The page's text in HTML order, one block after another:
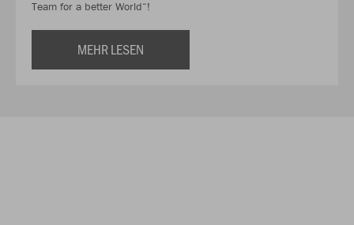
Team for a better World“!
MEHR LESEN